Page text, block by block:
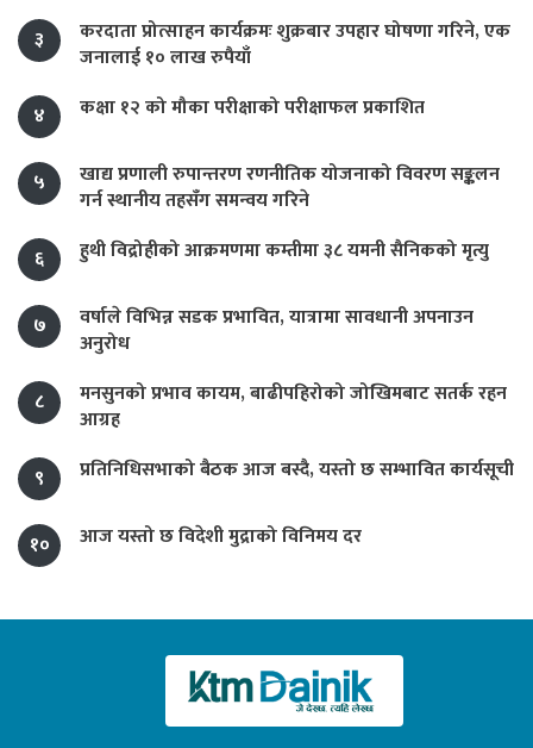
३
करदाता प्रोत्साहन कार्यक्रमः शुक्रबार उपहार घोषणा गरिने, एक
जनालाई १० लाख रुपैयाँ
४
कक्षा १२ को मौका परीक्षाको परीक्षाफल प्रकाशित
५
खाद्य प्रणाली रुपान्तरण रणनीतिक योजनाको विवरण सङ्कलन
गर्न स्थानीय तहसँग समन्वय गरिने
६
हुथी विद्रोहीको आक्रमणमा कम्तीमा ३८ यमनी सैनिकको मृत्यु
७
वर्षाले विभिन्न सडक प्रभावित, यात्रामा सावधानी अपनाउन
अनुरोध
८
मनसुनको प्रभाव कायम, बाढीपहिरोको जोखिमबाट सतर्क रहन
आग्रह
९
प्रतिनिधिसभाको बैठक आज बस्दै, यस्तो छ सम्भावित कार्यसूची
१० आज यस्तो छ विदेशी मुद्राको विनिमय दर